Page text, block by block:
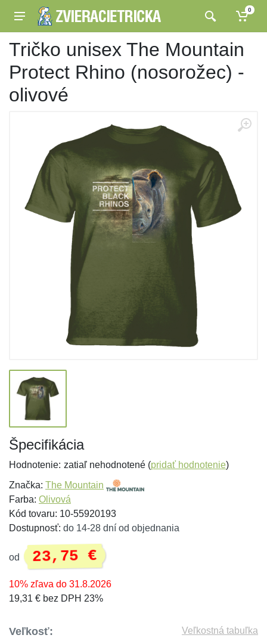
0
Tričko unisex The Mountain
Protect Rhino (nosorožec) -
olivové
Špecifikácia
Hodnotenie: zatiaľ nehodnotené (pridať hodnotenie)
Značka: The Mountain
Farba: Olivová
Kód tovaru: 10-55920193
Dostupnosť: do 14-28 dní od objednania
od 23,75 €
10% zľava do 31.8.2026
19,31 € bez DPH 23%
Veľkosť: Veľkostná tabuľka